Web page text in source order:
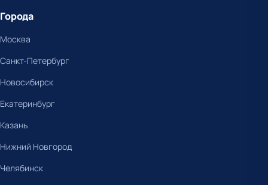
Города
Москва
Санкт-Петербург
Новосибирск
Екатеринбург
Казань
Нижний Новгород
Челябинск